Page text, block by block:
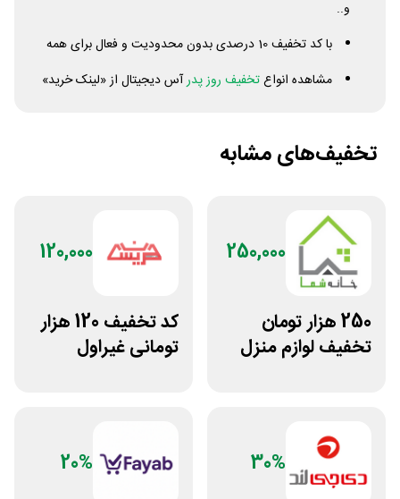
و..
با کد تخفیف 10 درصدی بدون محدودیت و فعال برای همه
مشاهده انواعتخفیف روز پدرآس دیجیتال از «لینک خرید»
تخفیف‌های مشابه
250,000
250 هزار تومان
تخفیف لوازم منزل
120,000
کد تخفیف 120 هزار
تومانی غیراول
30%
20%